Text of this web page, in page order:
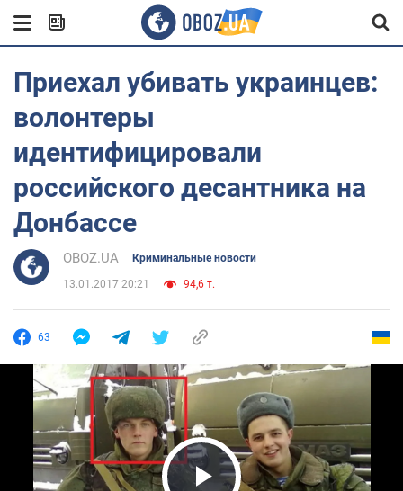
Приехал убивать украинцев:
волонтеры
идентифицировали
российского десантника на
Донбассе
OBOZ.UA Криминальные новости
13.01.2017 20:21 94,6 т.
63